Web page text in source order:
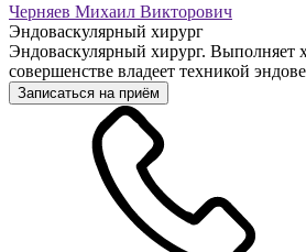
Черняев Михаил Викторович
Эндоваскулярный хирург
Эндоваскулярный хирург. Выполняет
совершенстве владеет техникой
Записаться на приём